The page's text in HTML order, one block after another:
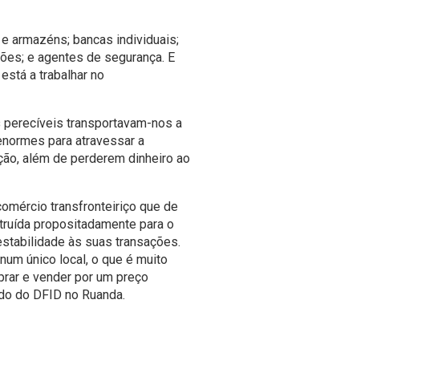
armazéns; bancas individuais;
e agentes de segurança. E
a trabalhar no
transportavam-nos a
para atravessar a
além de perderem dinheiro ao
transfronteiriço que de
propositadamente para o
às suas transações.
único local, o que é muito
e vender por um preço
do DFID no Ruanda.